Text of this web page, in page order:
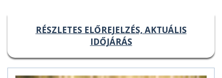
RÉSZLETES ELŐREJELZÉS, AKTUÁLIS
IDŐJÁRÁS